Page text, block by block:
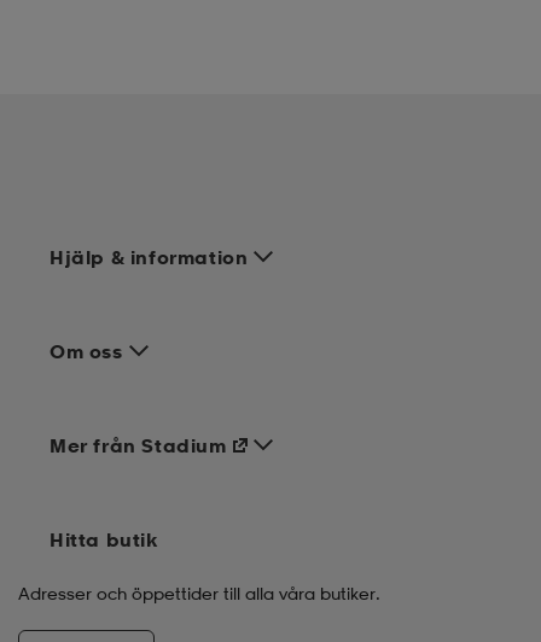
Hjälp & information
Om oss
Mer från Stadium
Hitta butik
Adresser och öppettider till alla våra butiker.